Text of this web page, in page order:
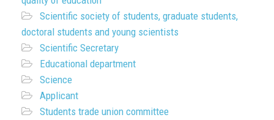
Scientific society of students, graduate students,
doctoral students and young scientists
Scientific Secretary
Educational department
Science
Applicant
Students trade union committee